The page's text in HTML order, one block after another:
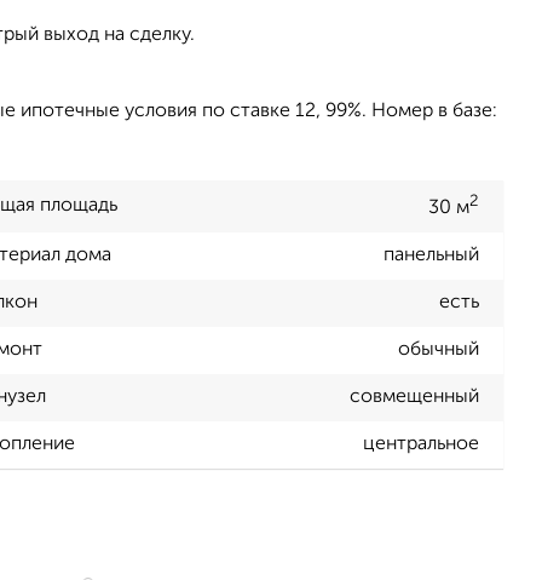
выход на сделку.
условия по ставке 12, 99%. Номер в базе:
площадь 30 м2
дома панельный
есть
обычный
совмещенный
центральное